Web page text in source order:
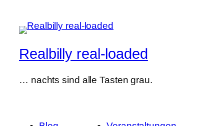
Realbilly real-loaded
… nachts sind alle Tasten grau.